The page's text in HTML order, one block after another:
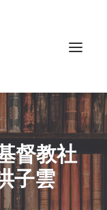
督教社
子雲